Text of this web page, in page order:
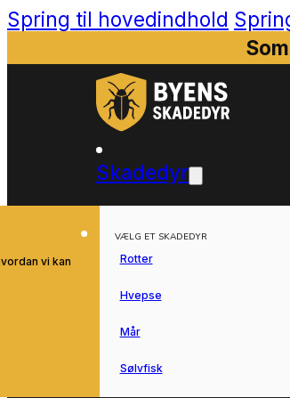
Spring til hovedindhold
Skadedyr
vi kan
VÆLG ET SKADEDYR
Rotter
Hvepse
Mår
Sølvfisk